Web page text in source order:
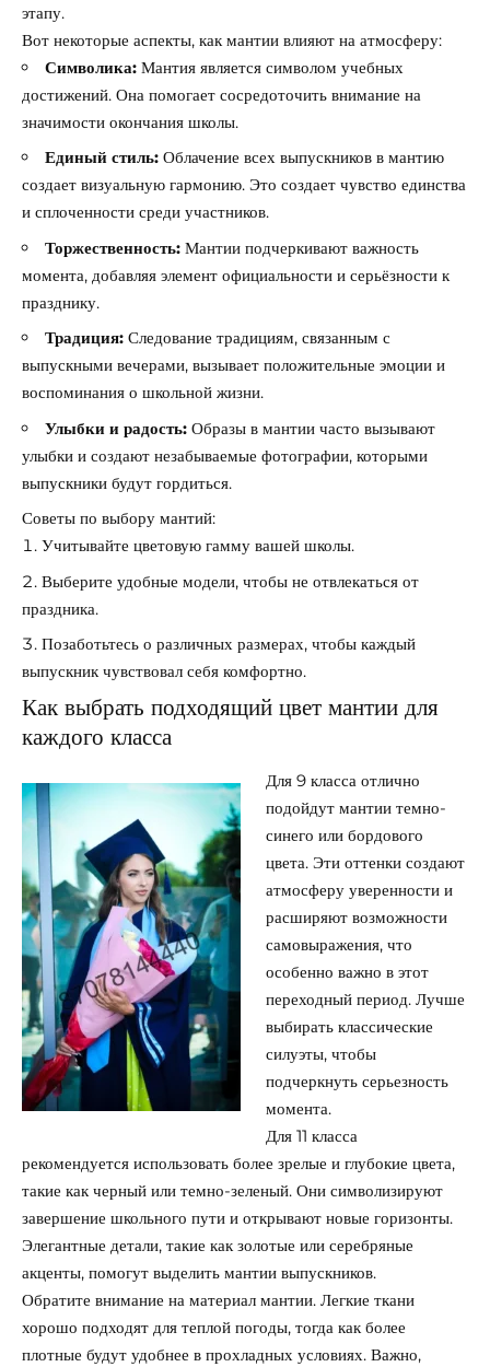
этапу.
Вот некоторые аспекты, как мантии влияют на атмосферу:
Символика: Мантия является символом учебных
достижений. Она помогает сосредоточить внимание на
значимости окончания школы.
Единый стиль: Облачение всех выпускников в мантию
создает визуальную гармонию. Это создает чувство единства
и сплоченности среди участников.
Торжественность: Мантии подчеркивают важность
момента, добавляя элемент официальности и серьёзности к
празднику.
Традиция: Следование традициям, связанным с
выпускными вечерами, вызывает положительные эмоции и
воспоминания о школьной жизни.
Улыбки и радость: Образы в мантии часто вызывают
улыбки и создают незабываемые фотографии, которыми
выпускники будут гордиться.
Советы по выбору мантий:
Учитывайте цветовую гамму вашей школы.
Выберите удобные модели, чтобы не отвлекаться от
праздника.
Позаботьтесь о различных размерах, чтобы каждый
выпускник чувствовал себя комфортно.
Как выбрать подходящий цвет мантии для
каждого класса
Для 9 класса отлично
подойдут мантии темно-
синего или бордового
цвета. Эти оттенки создают
атмосферу уверенности и
расширяют возможности
самовыражения, что
особенно важно в этот
переходный период. Лучше
выбирать классические
силуэты, чтобы
подчеркнуть серьезность
момента.
Для 11 класса
рекомендуется использовать более зрелые и глубокие цвета,
такие как черный или темно-зеленый. Они символизируют
завершение школьного пути и открывают новые горизонты.
Элегантные детали, такие как золотые или серебряные
акценты, помогут выделить мантии выпускников.
Обратите внимание на материал мантии. Легкие ткани
хорошо подходят для теплой погоды, тогда как более
плотные будут удобнее в прохладных условиях. Важно,